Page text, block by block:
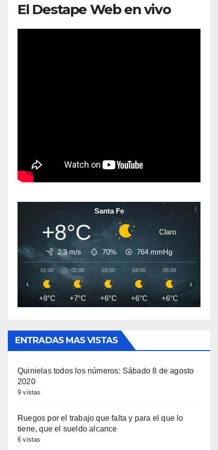
El Destape Web en vivo
Santa Fe
+8°C Claro
2.3 m/s 70% 764 mmHg
01:00
+8°C
02:00
+7°C
03:00
+6°C
04:00
+6°C
05:00
+6°C +5°C
‹ ›
ENTRADAS MAS VISTAS
Quinielas todos los números: Sábado 8 de agosto
2020
9 vistas
Ruegos por el trabajo que falta y para el que lo
tiene, que el sueldo alcance
6 vistas